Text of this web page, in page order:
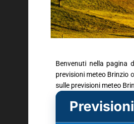
Benvenuti nella pagina
previsioni meteo Brinzio
sulle previsioni meteo